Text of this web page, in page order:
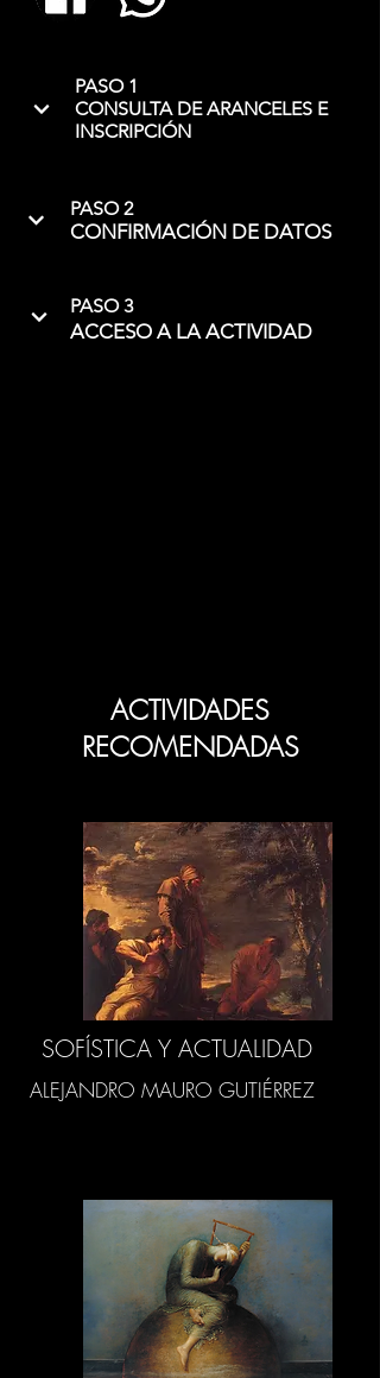
PASO 1
CONSULTA DE ARANCELES E
INSCRIPCIÓN
PASO 2
CONFIRMACIÓN DE DATOS
PASO 3
ACCESO A LA ACTIVIDAD
ACTIVIDADES
RECOMENDADAS
SOFÍSTICA Y ACTUALIDAD
ALEJANDRO MAURO GUTIÉRREZ